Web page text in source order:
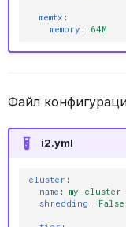
memtx :
memory : 64M
Файл
i2.yml
cluster :
name :
my_cluster
shredding : False